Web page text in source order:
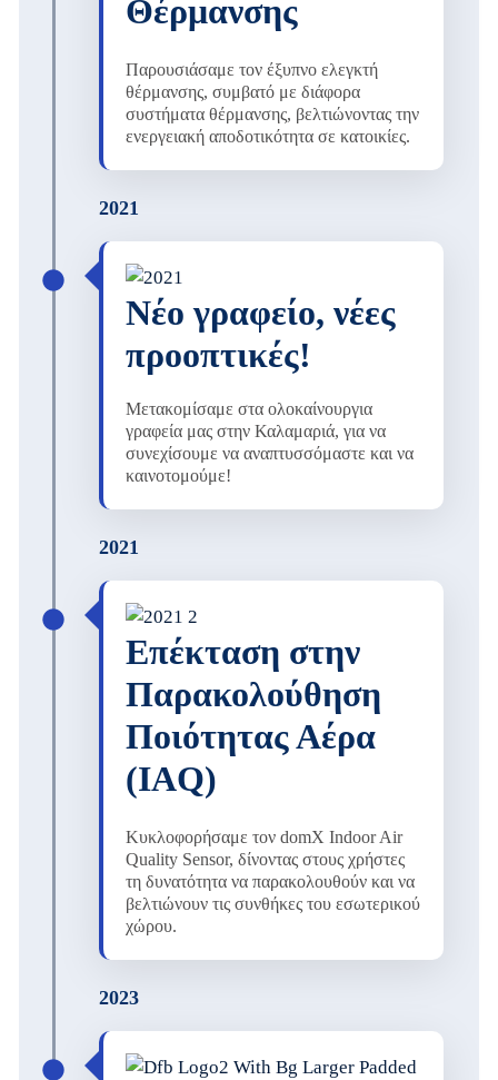
Θέρμανσης
Παρουσιάσαμε τον έξυπνο ελεγκτή
θέρμανσης, συμβατό με διάφορα
συστήματα θέρμανσης, βελτιώνοντας την
ενεργειακή αποδοτικότητα σε κατοικίες.
2021
Νέο γραφείο, νέες
προοπτικές!
Μετακομίσαμε στα ολοκαίνουργια
γραφεία μας στην Καλαμαριά, για να
συνεχίσουμε να αναπτυσσόμαστε και να
καινοτομούμε!
2021
Επέκταση στην
Παρακολούθηση
Ποιότητας Αέρα
(ΙΑQ)
Κυκλοφορήσαμε τον domX Indoor Air
Quality Sensor, δίνοντας στους χρήστες
τη δυνατότητα να παρακολουθούν και να
βελτιώνουν τις συνθήκες του εσωτερικού
χώρου.
2023